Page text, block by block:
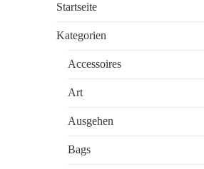
Startseite
Kategorien
Accessoires
Art
Ausgehen
Bags